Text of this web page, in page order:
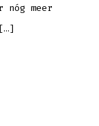
meer